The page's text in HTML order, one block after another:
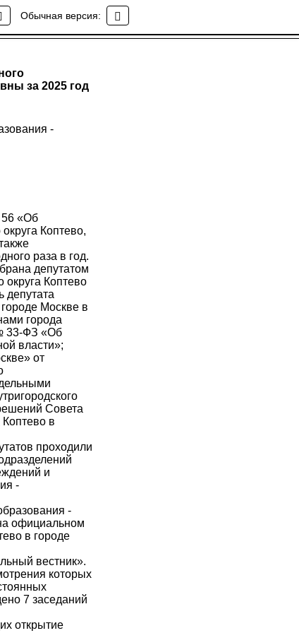
Обычная версия:
за 2025 год
-
56 «Об
Коптево,
раза в год.
депутатом
округа Коптево
депутата
Москве в
города
33-ФЗ «Об
власти»;
от
Совета
Коптево в
проходили
и
-
-
официальном
в городе
вестник».
которых
7 заседаний
открытие